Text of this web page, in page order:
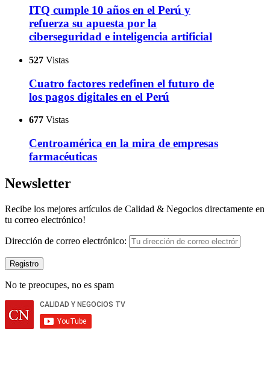
ITQ cumple 10 años en el Perú y
refuerza su apuesta por la
ciberseguridad e inteligencia artificial
527 Vistas
Cuatro factores redefinen el futuro de
los pagos digitales en el Perú
677 Vistas
Centroamérica en la mira de empresas
farmacéuticas
Newsletter
Recibe los mejores artículos de Calidad & Negocios directamente en
tu correo electrónico!
Dirección de correo electrónico:
No te preocupes, no es spam